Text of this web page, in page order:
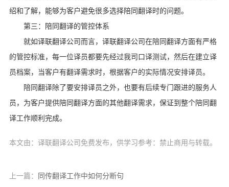
绍和了解，能够为客户避免很多选择陪同翻译时的问题。
第三：陪同翻译的管控体系
就如译联翻译公司而言，译联翻译公司在陪同翻译方面有严格
的管控标准，每一位译员都要先经过我司口译测试，然后在建立译
员档案，当客户有翻译需求时，根据客户的实际情况安排译员。
陪同翻译除了要安排译员之外，也要有后续专门跟进的服务人
员，为客户提供陪同翻译方面的其他翻译需求，保证到整个陪同翻
译工作顺利完成。
本文由：译联翻译公司免费发布，供学习参考：禁止商用与转载。
上一篇： 同传翻译工作中如何分断句